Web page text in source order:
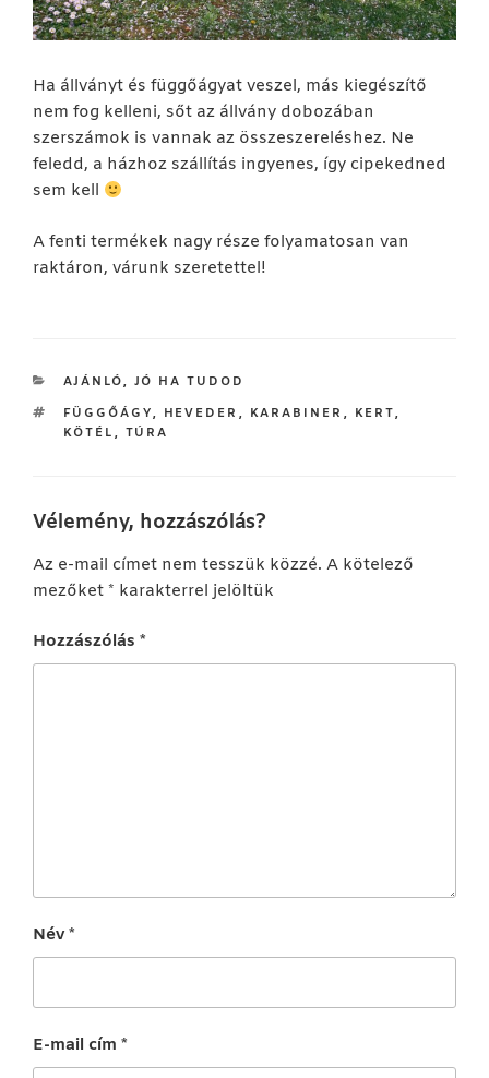
Ha állványt és függőágyat veszel, más kiegészítő
nem fog kelleni, sőt az állvány dobozában
szerszámok is vannak az összeszereléshez. Ne
feledd, a házhoz szállítás ingyenes, így cipekedned
sem kell
A fenti termékek nagy része folyamatosan van
raktáron, várunk szeretettel!
KATEGÓRIÁK
AJÁNLÓ, JÓ HA TUDOD
CÍMKÉK
FÜGGŐÁGY, HEVEDER , KARABINER , KERT,
KÖTÉL , TÚRA
Vélemény, hozzászólás?
Az e-mail címet nem tesszük közzé. A kötelező
mezőket * karakterrel jelöltük
Hozzászólás *
Név*
E-mail cím *